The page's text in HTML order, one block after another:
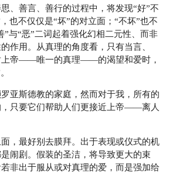
、善言、善行的过程中，将发现“好”不
也不仅仅是“坏”的对立面；“不坏”也不
”与“恶”二词起着强化幻相二元性、而非
作用。从真理的角度看，只有当言、
上帝——唯一的真理——的渴望和爱时，
亚斯德教的家庭，然而对于我，所有的
，只要它们帮助人们更接近上帝——离人
，最好别去膜拜。出于表现或仪式的机
闹剧。假装的圣洁，将导致更大的束
非出于服从或对真理的爱，而是强加给